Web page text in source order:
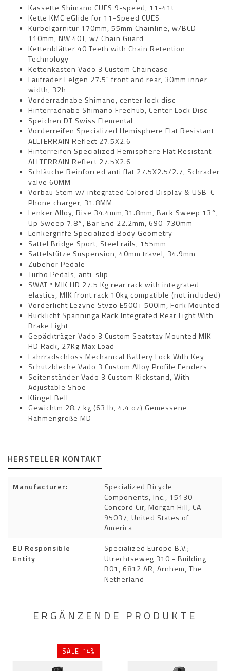
Kassette Shimano CUES 9-speed, 11-41t
Kette KMC eGlide for 11-Speed CUES
Kurbelgarnitur 170mm, 55mm Chainline, w/BCD
110mm, NW 40T, w/ Chain Guard
Kettenblätter 40 Teeth with Chain Retention
Technology
Kettenkasten Vado 3 Custom Chaincase
Laufräder Felgen 27.5" front and rear, 30mm inner
width, 32h
Vorderradnabe Shimano, center lock disc
Hinterradnabe Shimano Freehub, Center Lock Disc
Speichen DT Swiss Elemental
Vorderreifen Specialized Hemisphere Flat Resistant
ALLTERRAIN Reflect 27.5X2.6
Hinterreifen Specialized Hemisphere Flat Resistant
ALLTERRAIN Reflect 27.5X2.6
Schläuche Reinforced anti flat 27.5X2.5/2.7, Schrader
valve 60MM
Vorbau Stem w/ integrated Colored Display & USB-C
Phone charger, 31.8MM
Lenker Alloy, Rise 34.4mm,31.8mm, Back Sweep 13°,
Up Sweep 7.8°, Bar End 22.2mm, 690-730mm
Lenkergriffe Specialized Body Geometry
Sattel Bridge Sport, Steel rails, 155mm
Sattelstütze Suspension, 40mm travel, 34.9mm
Zubehör Pedale
Turbo Pedals, anti-slip
SWAT™ MIK HD 27.5 Kg rear rack with integrated
elastics, MIK front rack 10kg compatible (not included)
Vorderlicht Lezyne Stvzo E500+ 500lm, Fork Mounted
Rücklicht Spanninga Rack Integrated Rear Light With
Brake Light
Gepäckträger Vado 3 Custom Seatstay Mounted MIK
HD Rack, 27Kg Max Load
Fahrradschloss Mechanical Battery Lock With Key
Schutzbleche Vado 3 Custom Alloy Profile Fenders
Seitenständer Vado 3 Custom Kickstand, With
Adjustable Shoe
Klingel Bell
Gewichtm 28.7 kg (63 lb, 4.4 oz) Gemessene
Rahmengröße MD
HERSTELLER KONTAKT
Manufacturer:
Specialized Bicycle
Components, Inc., 15130
Concord Cir, Morgan Hill, CA
95037, United States of
America
EU Responsible
Entity
Specialized Europe B.V.;
Utrechtseweg 310 - Building
B01, 6812 AR, Arnhem, The
Netherland
ERGÄNZENDE PRODUKTE
SALE-14%